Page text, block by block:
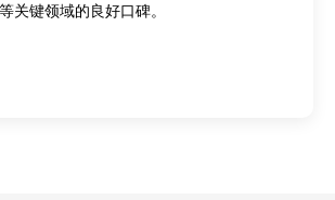
关键领域的良好口碑。